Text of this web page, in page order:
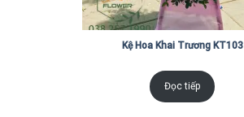
Kệ Hoa Khai Trương KT103
Đọc tiếp